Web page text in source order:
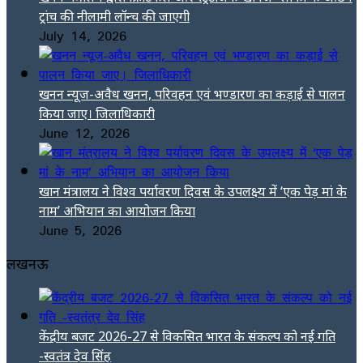
ट्रांच की नीलामी लॉन्च की जाएगी
July 14, 2026
खनन न्यूज-अवैध खनन, परिवहन एवं भण्डारण का कड़ाई से पालन
किया जाए। जिलाधिकारी
June 12, 2026
खान मंत्रालय ने विश्व पर्यावरण दिवस के उपलक्ष्य में ‘एक पेड़ मां के
नाम’ अभियान का आयोजन किया
June 5, 2026
लखनऊ
केंद्रीय बजट 2026-27 से विकसित भारत के संकल्प को नई गति
-स्वतंत्र देव सिंह